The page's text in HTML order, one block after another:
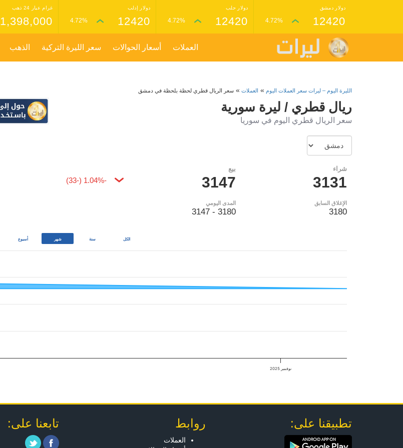
دولار دمشق
12420
4.72%
دولار حلب
12420
4.72%
دولار إدلب
12420
4.72%
غرام عيار 24 ذهب
1,398,000
العملات أسعار الحوالات سعر الليرة التركية الذهب
الليرة اليوم – ليرات سعر العملات اليوم » العملات » سعر الريال قطري لحظة بلحظة في دمشق
ريال قطري / ليرة سورية
سعر الريال قطري اليوم في سوريا
شراء
3131
بيع
3147
-1.04% (-33)
الإغلاق السابق
3180
المدى اليومي
3180 - 3147
أسبوع شهر سنة الكل
نوفمبر 2025
تطبيقنا على: روابط
العملات
تابعنا على: